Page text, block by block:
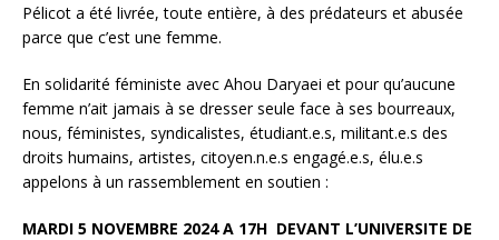
Pélicot a été livrée, toute entière, à des prédateurs et abusée
parce que c’est une femme.
En solidarité féministe avec Ahou Daryaei et pour qu’aucune
femme n’ait jamais à se dresser seule face à ses bourreaux,
nous, féministes, syndicalistes, étudiant.e.s, militant.e.s des
droits humains, artistes, citoyen.n.e.s engagé.e.s, élu.e.s
appelons à un rassemblement en soutien :
MARDI 5 NOVEMBRE 2024 A 17H DEVANT L’UNIVERSITE DE